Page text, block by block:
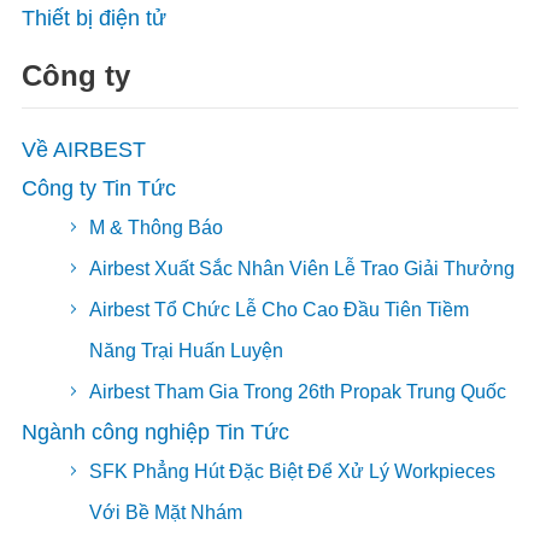
Thiết bị điện tử
Công ty
Về AIRBEST
Công ty Tin Tức
M & Thông Báo
Airbest Xuất Sắc Nhân Viên Lễ Trao Giải Thưởng
Airbest Tổ Chức Lễ Cho Cao Đầu Tiên Tiềm
Năng Trại Huấn Luyện
Airbest Tham Gia Trong 26th Propak Trung Quốc
Ngành công nghiệp Tin Tức
SFK Phẳng Hút Đặc Biệt Để Xử Lý Workpieces
Với Bề Mặt Nhám